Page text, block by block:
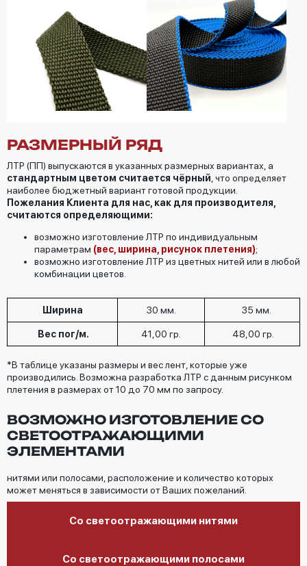
РАЗМЕРНЫЙ РЯД
ЛТР (ПП) выпускаются в указанных размерных вариантах, а
стандартным цветом считается чёрный , что определяет
наиболее бюджетный вариант готовой продукции.
Пожелания Клиента для нас, как для производителя,
считаются определяющими:
возможно изготовление ЛТР по индивидуальным
параметрам (вес, ширина, рисунок плетения);
возможно изготовление ЛТР из цветных нитей или в любой
комбинации цветов.
Ширина 30 мм. 35 мм.
Вес пог/м. 41,00 гр. 48,00 гр.
*В таблице указаны размеры и вес лент, которые уже
производились. Возможна разработка ЛТР с данным рисунком
плетения в размерах от 10 до 70 мм по запросу.
ВОЗМОЖНО ИЗГОТОВЛЕНИЕ СО
СВЕТООТРАЖАЮЩИМИ
ЭЛЕМЕНТАМИ
нитями или полосами, расположение и количество которых
может меняться в зависимости от Ваших пожеланий.
Со светоотражающими нитями
Со светоотражающими полосами